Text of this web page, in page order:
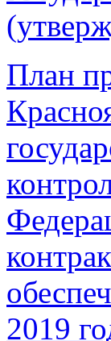
План
2019